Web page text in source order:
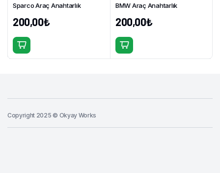
Sparco Araç Anahtarlık
200,00₺
BMW Araç Anahtarlık
200,00₺
Copyright 2025 © Okyay Works